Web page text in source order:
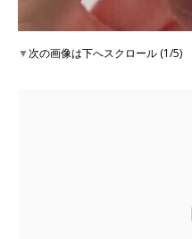
▼次の画像は下へスクロール (1/5)